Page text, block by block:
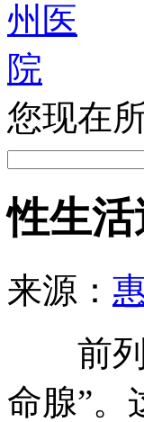
您现在
性生
来源：
前列
命腺”。